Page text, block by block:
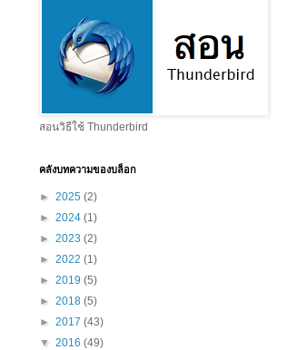
สอนวิธีใช้ Thunderbird
คลังบทความของบล็อก
► 2025 (2)
► 2024 (1)
► 2023 (2)
► 2022 (1)
► 2019 (5)
► 2018 (5)
► 2017 (43)
▼ 2016 (49)